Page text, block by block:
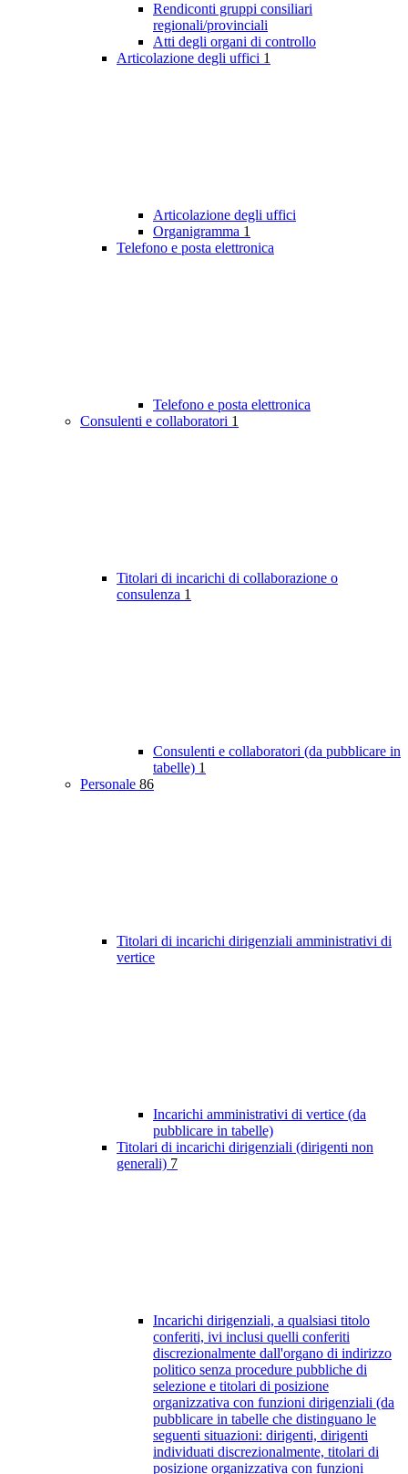
Rendiconti gruppi consiliari
regionali/provinciali
Atti degli organi di controllo
Articolazione degli uffici 1
Articolazione degli uffici
Organigramma 1
Telefono e posta elettronica
Telefono e posta elettronica
Consulenti e collaboratori 1
Titolari di incarichi di collaborazione o
consulenza 1
Consulenti e collaboratori (da pubblicare in
tabelle) 1
Personale 86
Titolari di incarichi dirigenziali amministrativi di
vertice
Incarichi amministrativi di vertice (da
pubblicare in tabelle)
Titolari di incarichi dirigenziali (dirigenti non
generali) 7
Incarichi dirigenziali, a qualsiasi titolo
conferiti, ivi inclusi quelli conferiti
discrezionalmente dall'organo di indirizzo
politico senza procedure pubbliche di
selezione e titolari di posizione
organizzativa con funzioni dirigenziali (da
pubblicare in tabelle che distinguano le
seguenti situazioni: dirigenti, dirigenti
individuati discrezionalmente, titolari di
posizione organizzativa con funzioni